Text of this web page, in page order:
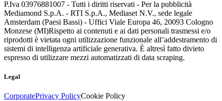
P.Iva 03976881007 - Tutti i diritti riservati - Per la pubblicità
Mediamond S.p.A. - RTI S.p.A., Mediaset N.V., sede legale
Amsterdam (Paesi Bassi) - Uffici Viale Europa 46, 20093 Cologno
Monzese (MI)Rispetto ai contenuti e ai dati personali trasmessi e/o
riprodotti è vietata ogni utilizzazione funzionale all’addestramento di
sistemi di intelligenza artificiale generativa. È altresì fatto divieto
espresso di utilizzare mezzi automatizzati di data scraping.
Legal
CorporatePrivacy PolicyCookie Policy